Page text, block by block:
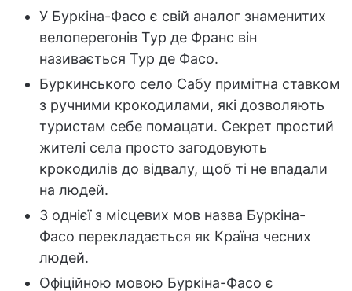
У Буркіна-Фасо є свій аналог знаменитих
велоперегонів Тур де Франс він
називається Тур де Фасо.
Буркинського село Сабу примітна ставком
з ручними крокодилами, які дозволяють
туристам себе помацати. Секрет простий
жителі села просто загодовують
крокодилів до відвалу, щоб ті не впадали
на людей.
З однієї з місцевих мов назва Буркіна-
Фасо перекладається як Країна чесних
людей.
Офіційною мовою Буркіна-Фасо є